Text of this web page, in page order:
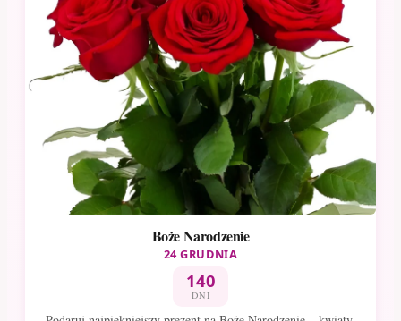
Boże Narodzenie
24 GRUDNIA
140
DNI